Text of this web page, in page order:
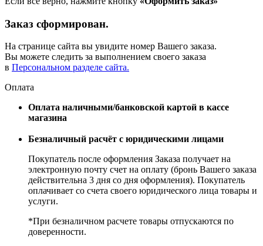
Заказ сформирован.
На странице сайта вы увидите номер Вашего заказа.
Вы можете следить за выполнением своего заказа
в Персональном разделе сайта.
Оплата
Оплата наличными/банковской картой в кассе
магазина
Безналичный расчёт с юридическими лицами
Покупатель после оформления Заказа получает на
электронную почту счет на оплату (бронь Вашего заказа
действительна 3 дня со дня оформления). Покупатель
оплачивает со счета своего юридического лица товары и
услуги.
*При безналичном расчете товары отпускаются по
доверенности.